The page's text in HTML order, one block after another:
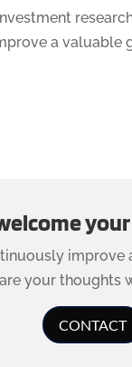
a valuable
your thoughts
CONTACT